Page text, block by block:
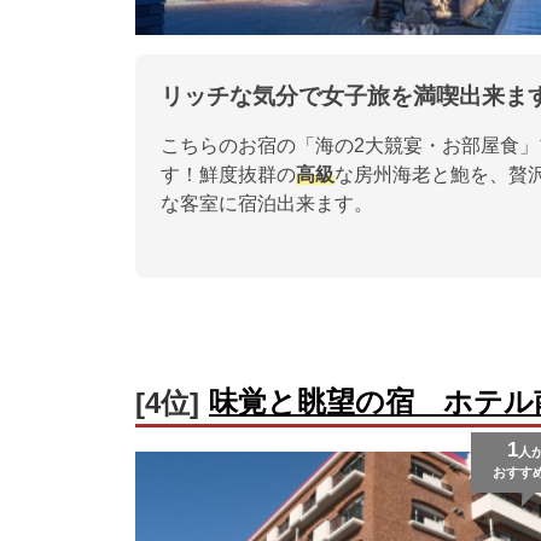
リッチな気分で女子旅を満喫出来ま
こちらのお宿の「海の2大競宴・お部屋食
す！鮮度抜群の高級な房州海老と鮑を、贅
な客室に宿泊出来ます。
[4位] 味覚と眺望の宿 ホテル
1人
おすす